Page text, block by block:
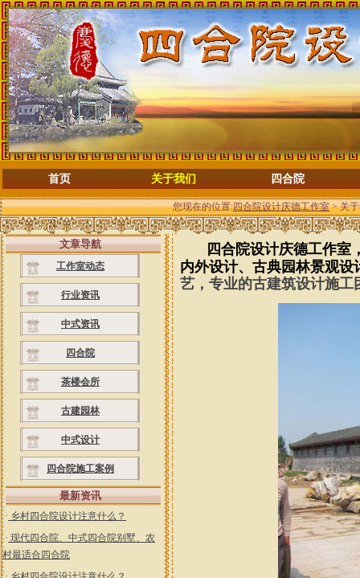
首页 关于我们 四合院
您现在的位置:四合院设计庆德工作室> 关
文章导航
工作室动态
行业资讯
中式资讯
四合院
茶楼会所
古建园林
中式设计
四合院施工案例
最新资讯
· 乡村四合院设计注意什么？
· 现代四合院、中式四合院别墅、农
村最适合四合院
四合院设计庆德工作室
内外设计、古典园林景观设
艺，专业的古建筑设计施